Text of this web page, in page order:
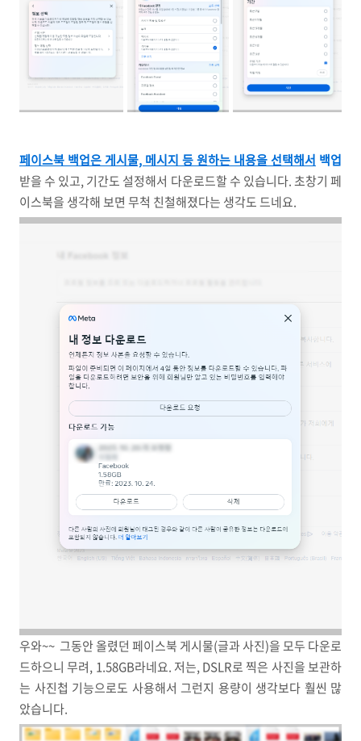
페이스북 백업은 게시물, 메시지 등 원하는 내용을 선택해서 백업
받을 수 있고, 기간도 설정해서 다운로드할 수 있습니다. 초창기 페
이스북을 생각해 보면 무척 친철해졌다는 생각도 드네요.
우와~~ 그동안 올렸던 페이스북 게시물(글과 사진)을 모두 다운로
드하으니 무려, 1.58GB라네요. 저는, DSLR로 찍은 사진을 보관하
는 사진첩 기능으로도 사용해서 그런지 용량이 생각보다 훨씬 많
았습니다.